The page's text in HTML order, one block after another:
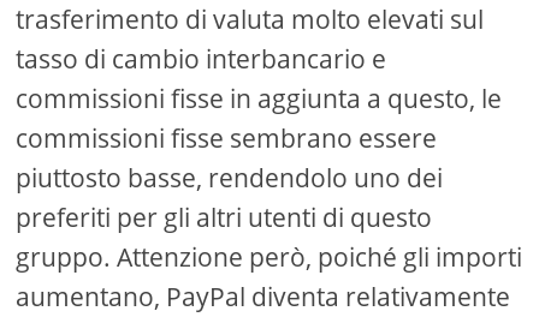
trasferimento di valuta molto elevati sul
tasso di cambio interbancario e
commissioni fisse in aggiunta a questo, le
commissioni fisse sembrano essere
piuttosto basse, rendendolo uno dei
preferiti per gli altri utenti di questo
gruppo. Attenzione però, poiché gli importi
aumentano, PayPal diventa relativamente